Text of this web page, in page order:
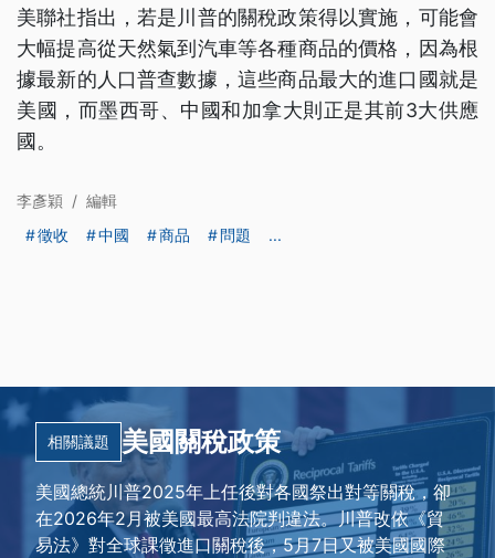
美聯社指出，若是川普的關稅政策得以實施，可能會
大幅提高從天然氣到汽車等各種商品的價格，因為根
據最新的人口普查數據，這些商品最大的進口國就是
美國，而墨西哥、中國和加拿大則正是其前3大供應
國。
李彥穎 / 編輯
徵收
中國 商品 問題 ...
相關議題 美國關稅政策
美國總統川普2025年上任後對各國祭出對等關稅，卻
在2026年2月被美國最高法院判違法。川普改依《貿
易法》對全球課徵進口關稅後，5月7日又被美國國際